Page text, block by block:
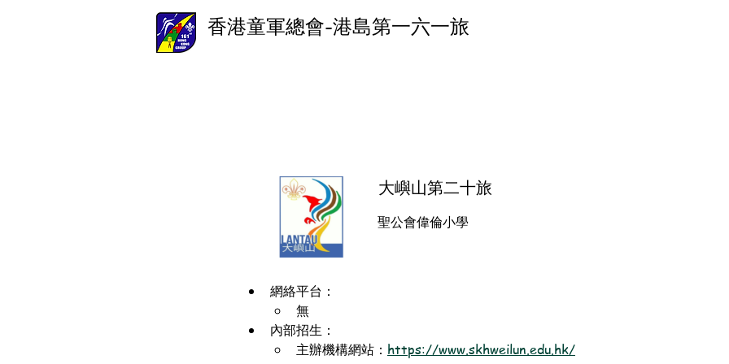
香港童軍總會-港島第一六一旅
大嶼山第二十旅
聖公會偉倫小學
網絡平台：
無
內部招生：
主辦機構網站： https://www.skhweilun.edu.hk/